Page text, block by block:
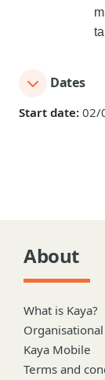
Dates
Start date: 02/
About
What is Kaya?
Kaya Mobile
Terms and